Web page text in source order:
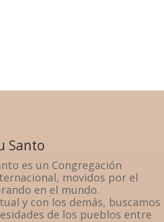
Santo
es un Congregación
movidos por el
en el mundo.
y con los demás, buscamos
de los pueblos entre